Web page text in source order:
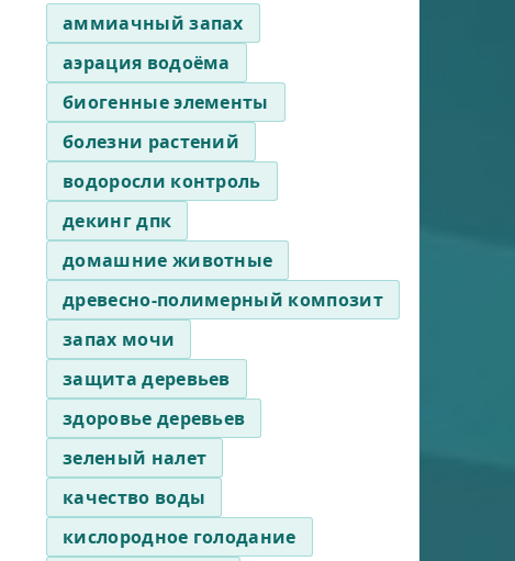
аммиачный запах
аэрация водоёма
биогенные элементы
болезни растений
водоросли контроль
декинг дпк
домашние животные
древесно-полимерный композит
запах мочи
защита деревьев
здоровье деревьев
зеленый налет
качество воды
кислородное голодание